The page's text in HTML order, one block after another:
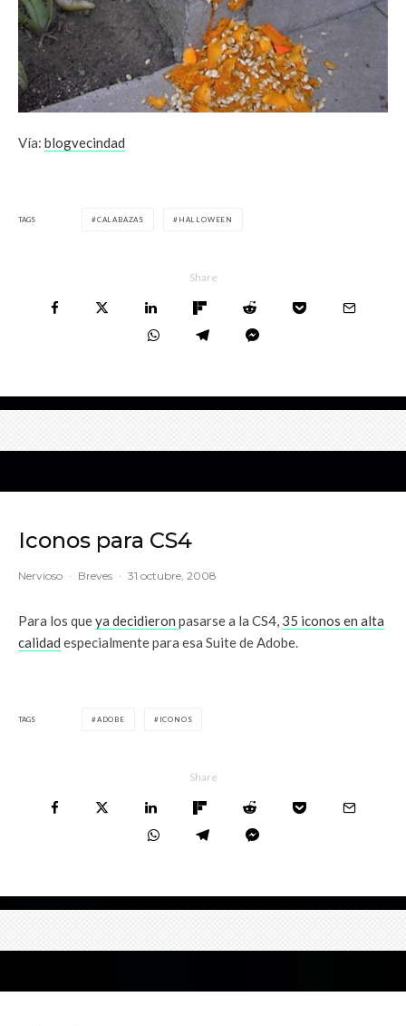
Vía: blogvecindad
TAGS CALABAZAS HALLOWEEN
Share
Iconos para CS4
Nervioso · Breves · 31 octubre, 2008
Para los queya decidieron pasarse a la CS4, 35 iconos en alta
calidad especialmente para esa Suite de Adobe.
TAGS ADOBE ICONOS
Share